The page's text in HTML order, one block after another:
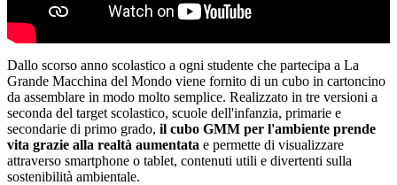
Dallo scorso anno scolastico a ogni studente che partecipa a La
Grande Macchina del Mondo viene fornito di un cubo in cartoncino
da assemblare in modo molto semplice. Realizzato in tre versioni a
seconda del target scolastico, scuole dell'infanzia, primarie e
secondarie di primo grado, il cubo GMM per l'ambiente prende
vita grazie alla realtà aumentata e permette di visualizzare
attraverso smartphone o tablet, contenuti utili e divertenti sulla
sostenibilità ambientale.